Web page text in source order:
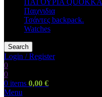
ΠΑΓΟΥΡΙΑ QUOKKA
Παιχνιδια
Τσάντες backpack.
Watches
Search
Login / Register
0
0
0 items 0,00 €
Menu